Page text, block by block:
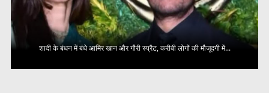
शादी के बंधन में बंधे आमिर खान और गौरी स्प्रैट, करीबी लोगों की मौजूदगी में...